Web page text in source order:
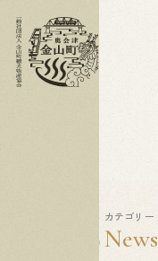
01.25 カテゴリー
News